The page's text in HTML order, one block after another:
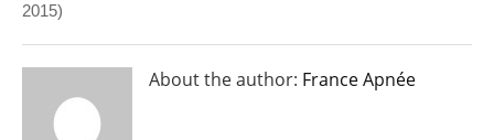
2015)
About the author: France Apnée